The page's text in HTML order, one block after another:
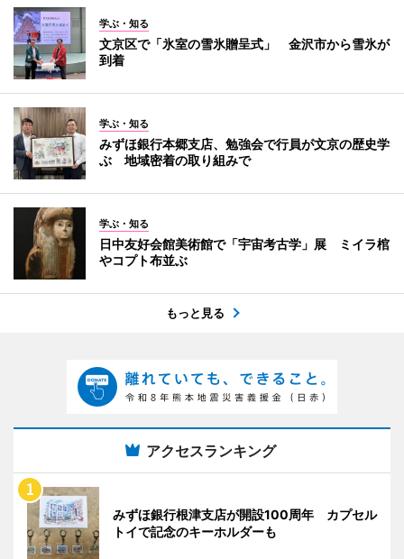
学ぶ・知る
文京区で「氷室の雪氷贈呈式」 金沢市から雪氷が
到着
学ぶ・知る
みずほ銀行本郷支店、勉強会で行員が文京の歴史学
ぶ 地域密着の取り組みで
学ぶ・知る
日中友好会館美術館で「宇宙考古学」展 ミイラ棺
やコプト布並ぶ
もっと見る
アクセスランキング
みずほ銀行根津支店が開設100周年 カプセル
トイで記念のキーホルダーも